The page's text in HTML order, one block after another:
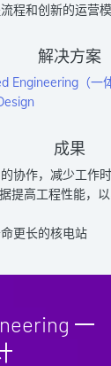
程和创新的运营
解决方案
Engineering（一
成果
协作，减少工作
提高工程性能，
更长的核电站
一